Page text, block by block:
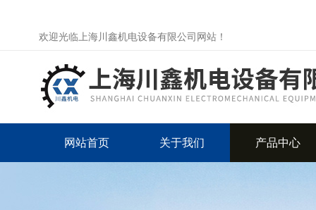
欢迎光临上海川鑫机电设备有限公司网站！
网站首页 关于我们 产品中心